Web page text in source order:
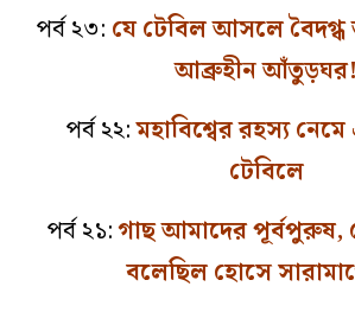
পর্ব ২৩: যে টেবিল আসলে
আব্রুহীন আঁতুড়ঘর!
পর্ব ২২:মহাবিশ্বের রহস্য
টেবিলে
পর্ব ২১:গাছ আমাদের পূর্বপুরুষ,
বলেছিল হোসে